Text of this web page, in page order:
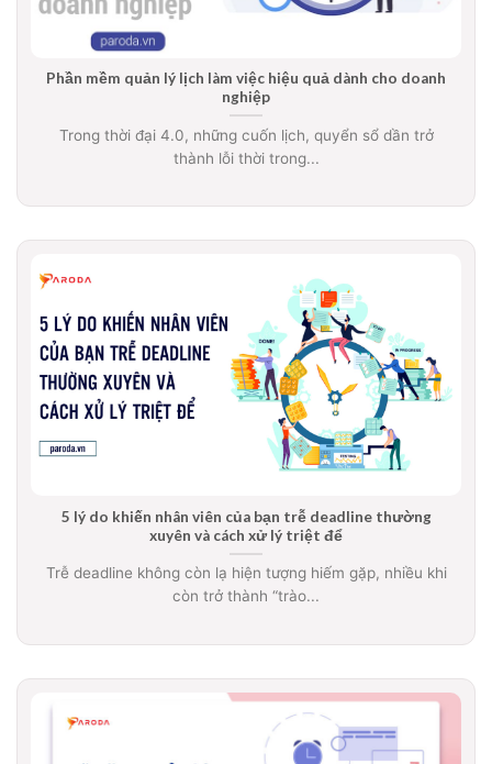
Phần mềm quản lý lịch làm việc hiệu quả dành cho doanh
nghiệp
Trong thời đại 4.0, những cuốn lịch, quyển sổ dần trở
thành lỗi thời trong...
5 lý do khiến nhân viên của bạn trễ deadline thường
xuyên và cách xử lý triệt để
Trễ deadline không còn lạ hiện tượng hiếm gặp, nhiều khi
còn trở thành “trào...